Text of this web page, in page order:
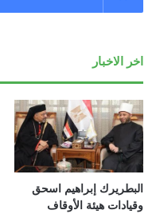
اخر الاخبار
البطريرك إبراهيم اسحق
وقيادات هيئة الأوقاف